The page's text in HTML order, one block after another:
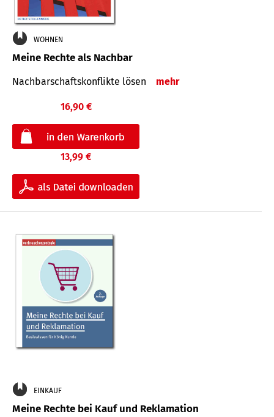
WOHNEN
Meine Rechte als Nachbar
Nach­bar­schafts­konflikte lösen mehr
16,90 €
13,99 €
EINKAUF
Meine Rechte bei Kauf und Reklamation